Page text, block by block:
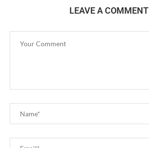
LEAVE A COMMENT